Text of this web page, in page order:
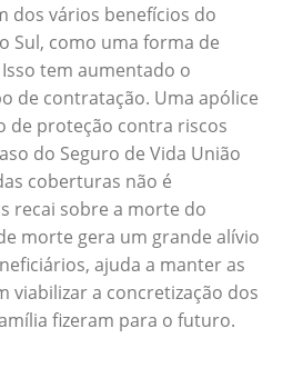
dos vários benefícios do
Sul, como uma forma de
tem aumentado o
de contratação. Uma apólice
de proteção contra riscos
do Seguro de Vida União
coberturas não é
recai sobre a morte do
morte gera um grande alívio
ajuda a manter as
viabilizar a concretização dos
fizeram para o futuro.